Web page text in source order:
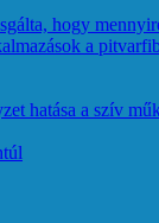
hogy
a
hatása a szív